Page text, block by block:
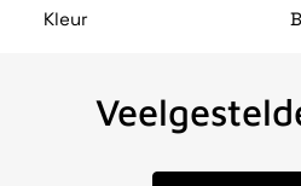
Kleur